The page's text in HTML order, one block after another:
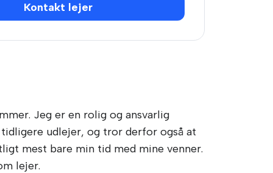
Kontakt lejer
Jeg er en rolig og ansvarlig
udlejer, og tror derfor også at
mest bare min tid med mine venner.
lejer.